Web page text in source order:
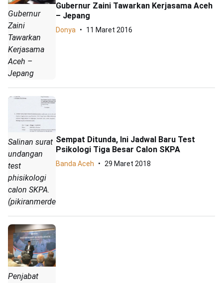
Gubernur
Zaini
Tawarkan
Kerjasama
Aceh –
Jepang
Gubernur Zaini Tawarkan Kerjasama Aceh
– Jepang
Donya 11 Maret 2016
Salinan surat
undangan
test
phisikologi
calon SKPA.
(pikiranmerdeka.o/IST)
Sempat Ditunda, Ini Jadwal Baru Test
Psikologi Tiga Besar Calon SKPA
Banda Aceh 29 Maret 2018
Penjabat